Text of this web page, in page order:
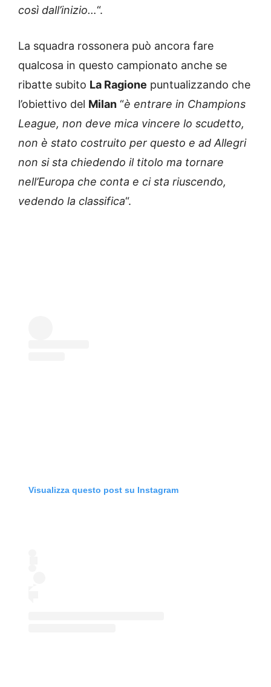
così dall’inizio…“.
La squadra rossonera può ancora fare
qualcosa in questo campionato anche se
ribatte subito La Ragione puntualizzando che
l’obiettivo del Milan “è entrare in Champions
League, non deve mica vincere lo scudetto,
non è stato costruito per questo e ad Allegri
non si sta chiedendo il titolo ma tornare
nell’Europa che conta e ci sta riuscendo,
vedendo la classifica“.
Visualizza questo post su Instagram